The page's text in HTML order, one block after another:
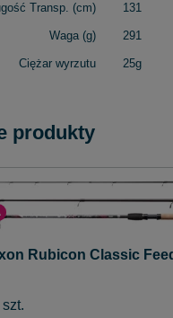
Transp. (cm) 131
Waga (g) 291
Ciężar wyrzutu 25g
produkty
Rubicon Classic
szt.